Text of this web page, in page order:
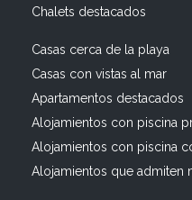
Chalets destacados
Casas cerca de la playa
Casas con vistas al mar
Apartamentos destacados
Alojamientos con piscina
Alojamientos con piscina
Alojamientos que admiten